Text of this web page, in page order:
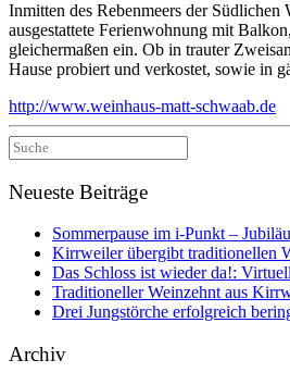
Inmitten des Rebenmeers der
ausgestattete Ferienwohnung mit
gleichermaßen ein. Ob in trauter
Hause probiert und verkostet, sowie in
http://www.weinhaus-matt-schwaab.de
Suche
nach:
Neueste Beiträge
Sommerpause im i-Punkt –
Kirrweiler übergibt traditionellen
Das Schloss ist wieder da!:
Traditioneller Weinzehnt aus
Drei Jungstörche erfolgreich
Archiv